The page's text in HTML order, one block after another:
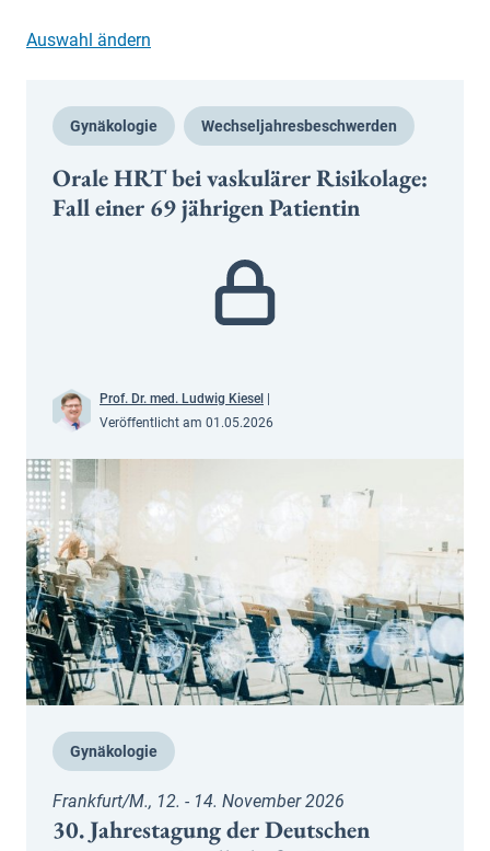
Auswahl ändern
Gynäkologie Wechseljahresbeschwerden
Orale HRT bei vaskulärer Risikolage:
Fall einer 69 jährigen Patientin
Prof. Dr. med. Ludwig Kiesel
Veröffentlicht am 01.05.2026
Gynäkologie
Frankfurt/M., 12. - 14. November 2026
30. Jahrestagung der Deutschen